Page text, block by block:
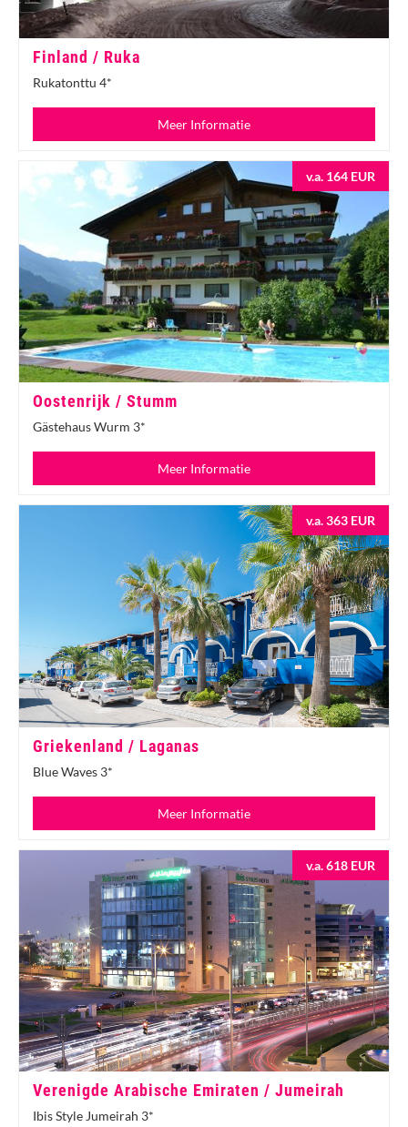
Finland / Ruka
Rukatonttu 4*
Meer Informatie
v.a. 164 EUR
Oostenrijk / Stumm
Gästehaus Wurm 3*
Meer Informatie
v.a. 363 EUR
Griekenland / Laganas
Blue Waves 3*
Meer Informatie
v.a. 618 EUR
Verenigde Arabische Emiraten / Jumeirah
Ibis Style Jumeirah 3*